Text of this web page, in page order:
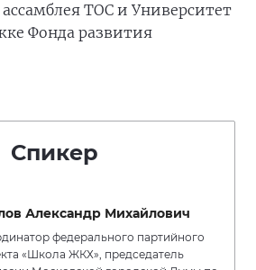
ТОС и Университет
Фонда развития
Спикер
Александр Михайлович
федерального партийного
«Школа ЖКХ», председатель